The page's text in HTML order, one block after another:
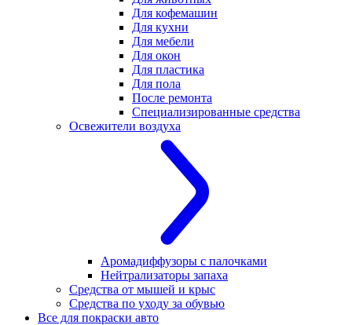
Для кофемашин
Для кухни
Для мебели
Для окон
Для пластика
Для пола
После ремонта
Специализированные средства
Освежители воздуха
Аромадиффузоры с палочками
Нейтрализаторы запаха
Средства от мышей и крыс
Средства по уходу за обувью
Все для покраски авто